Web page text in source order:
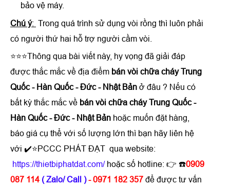
bảo vệ máy.
Chú ý: Trong quá trình sử dụng vòi rồng thì luôn phải
có người thứ hai hỗ trợ người cầm vòi.
⭐⭐⭐Thông qua bài viết này, hy vọng đã giải đáp
được thắc mắc về địa điểm bán vòi chữa cháy Trung
Quốc - Hàn Quốc - Đức - Nhật Bản ở đâu ? Nếu có
bất kỳ thắc mắc về bán vòi chữa cháy Trung Quốc -
Hàn Quốc - Đức - Nhật Bản hoặc muốn đặt hàng,
báo giá cụ thể với số lượng lớn thì bạn hãy liên hệ
với ✔️⭐PCCC PHÁT ĐẠT qua website:
https://thietbiphatdat.com/hoặc số hotline: 👉 ☎️0909
087 114 ( Zalo/ Call )- 0971 182 357 để được tư vấn